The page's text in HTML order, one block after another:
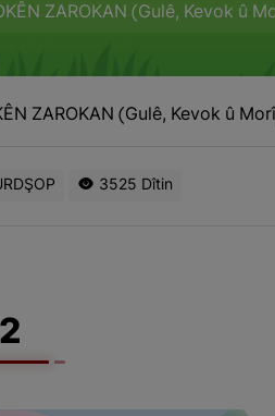
ZAROKAN (Gulê, Kevok û
ZAROKAN (Gulê, Kevok û
3525 Dîtin